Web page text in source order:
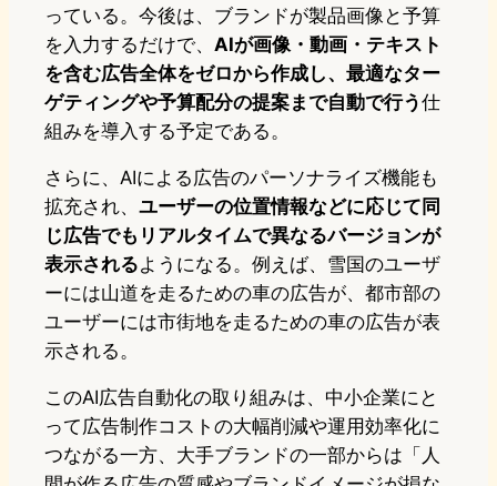
っている。今後は、ブランドが製品画像と予算
を入力するだけで、 AIが画像・動画・テキスト
を含む広告全体をゼロから作成し、最適なター
ゲティングや予算配分の提案まで自動で行う仕
組みを導入する予定である。
さらに、AIによる広告のパーソナライズ機能も
拡充され、 ユーザーの位置情報などに応じて同
じ広告でもリアルタイムで異なるバージョンが
表示されるようになる。例えば、雪国のユーザ
ーには山道を走るための車の広告が、都市部の
ユーザーには市街地を走るための車の広告が表
示される。
このAI広告自動化の取り組みは、中小企業にと
って広告制作コストの大幅削減や運用効率化に
つながる一方、大手ブランドの一部からは「人